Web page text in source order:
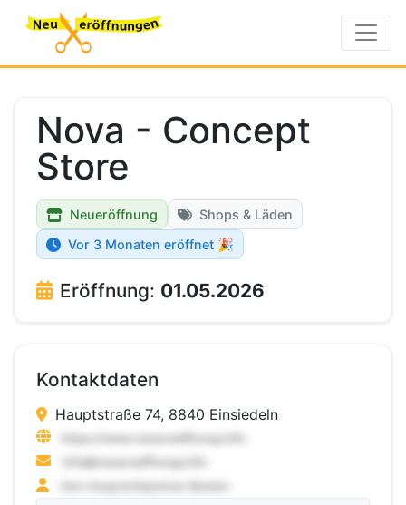
Nova - Concept
Store
Neueröffnung
Shops & Läden
Vor 3 Monaten eröffnet 🎉
Eröffnung: 01.05.2026
Kontaktdaten
Hauptstraße 74, 8840 Einsiedeln